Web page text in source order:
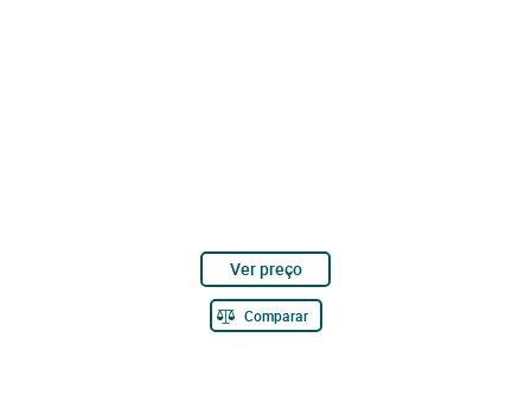
Ver preço
Comparar